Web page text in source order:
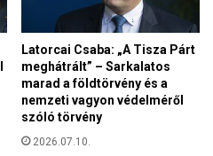
Latorcai Csaba: „A Tisza Párt
meghátrált” – Sarkalatos
marad a földtörvény és a
nemzeti vagyon védelméről
szóló törvény
2026.07.10.